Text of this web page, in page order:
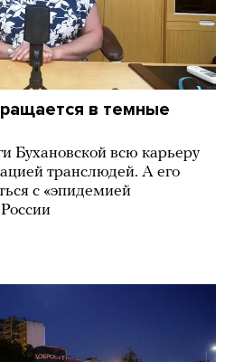
в темные
Бухановской всю карьеру
транслюдей. А его
с «эпидемией